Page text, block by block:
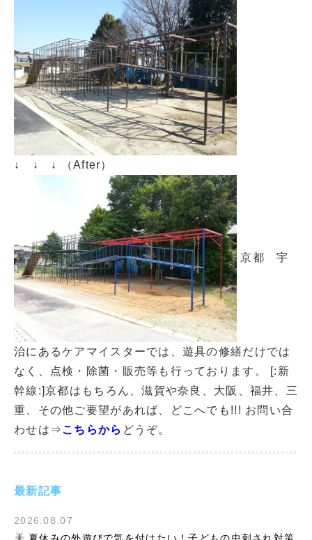
最新記事
2026.08.07
↓ ↓ ↓ （After）
京都 宇
治にあるケアマイスターでは、遊具の修繕だけでは
なく、点検・除菌・販売等も行っております。 [:新
幹線:]京都はもちろん、滋賀や奈良、大阪、福井、三
重、その他ご要望があれば、どこへでも!!! お問い合
わせは⇒こちらから どうぞ。